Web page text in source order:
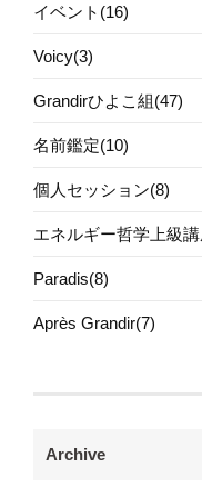
イベント(16)
Voicy(3)
Grandirひよこ組(47)
名前鑑定(10)
個人セッション(8)
エネルギー哲学上級
Paradis(8)
Après Grandir(7)
Archive